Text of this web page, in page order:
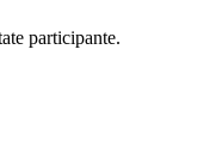
participante.